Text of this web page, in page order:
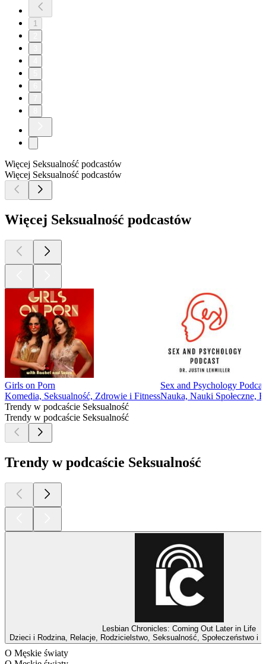
1
Więcej Seksualność podcastów
Więcej Seksualność podcastów
Więcej Seksualność podcastów
Girls on Porn
Komedia, Seksualność, Zdrowie i Fitness
Sex and Psychology
Nauka, Nauki Społeczne,
Trendy w podcaście Seksualność
Trendy w podcaście Seksualność
Trendy w podcaście Seksualność
Lesbian Chronicles: Coming Out Later in Life
Dzieci i Rodzina, Relacje, Rodzicielstwo, Seksualność, Społeczeństwo i
O Męskie światy